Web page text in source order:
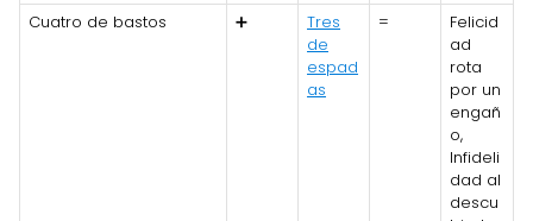
Cuatro de bastos
➕
Tres
de
espad
as
=
Felicid
ad
rota
por un
engañ
o,
Infideli
dad al
descu